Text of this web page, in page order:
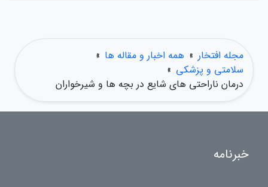
مجله افتخار » همه اخبار و مقاله ها »
سلامتی و پزشکی »
درمان ناراحتی های شایع در بچه ها و شیرخواران
خبرنامه